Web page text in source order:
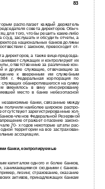
83
располагает каждый держатель
совета директоров. Обыч­
для того, чтобы решить какие-либо
заслушать и обсудить отчеты, а
национальных банков должны
с законом, превосходит от­
директоров, а также вице-председа­
служащих и контролируют их
ответственные за различные кон­
и другие служащие, отвечающие за
к вверенным им служебным
г. Федеральная корпорация по
обанкротившегося на сумму
в вину игнорирование
место в банке небезопасной
независимые банки, связанные между
получили наиболее широкое распро­
отсутствуют зарегистрированные хол­
членов Федеральной Резервной
отражает опасение законо­
70- х годов некоторые штаты рас­
территории на все застрахован­
ассоциации.
банки, контролируемые
капиталом одного и более банков,
занимающимися сходными с банков­
лизинг, страхование, оказание
активов, принадлежащих банкам